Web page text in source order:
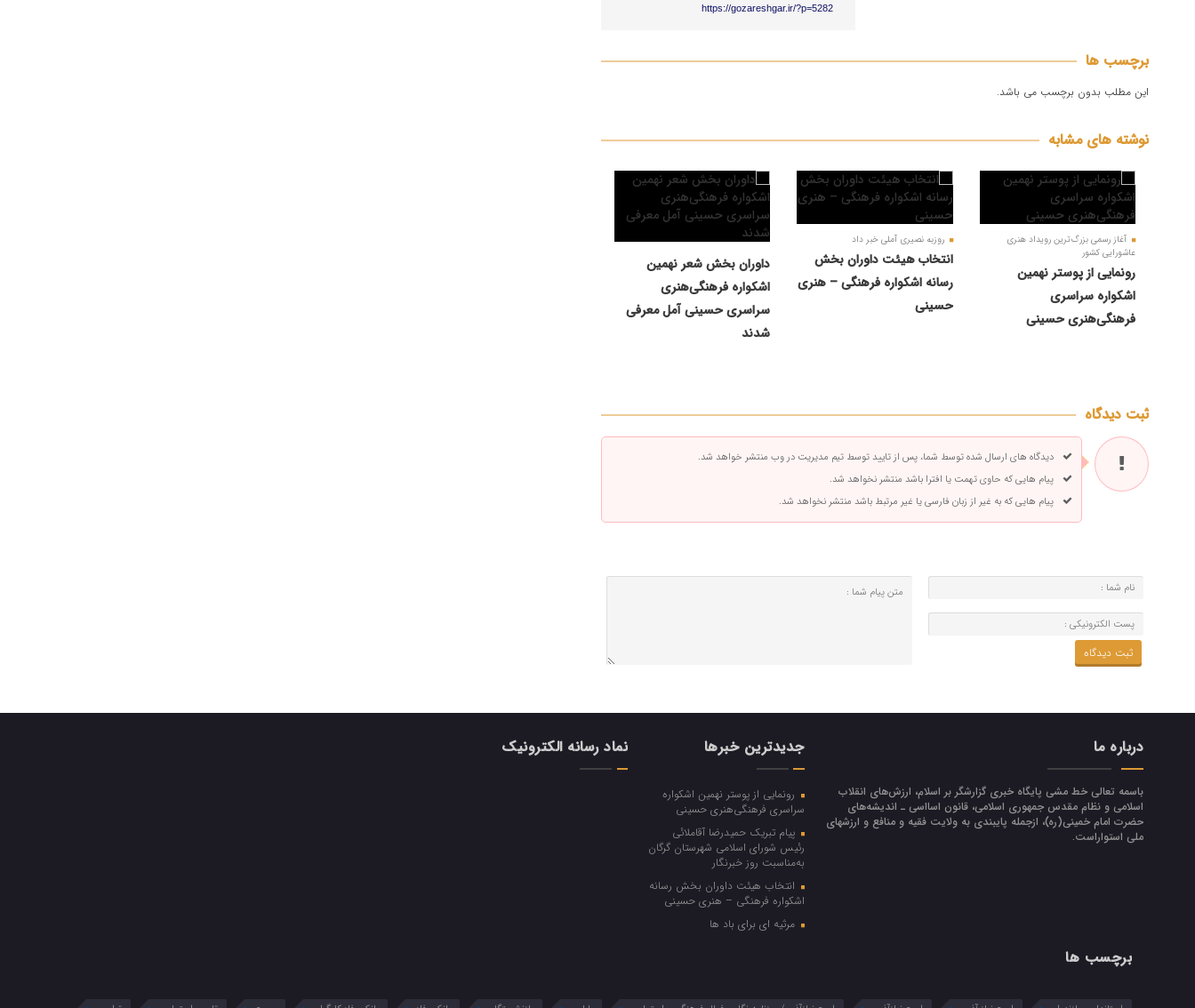
https://gozareshgar.ir/?p=5282
برچسب ها
این مطلب بدون برچسب می باشد.
نوشته های مشابه
آغاز رسمی بزرگ‌ترین رویداد هنری
عاشورایی کشور
رونمایی از پوستر نهمین
اشکواره سراسری
فرهنگی‌هنری حسینی
روزبه نصیری آملی خبر داد
انتخاب هیئت داوران بخش
رسانه اشکواره فرهنگی‌ – هنری
حسینی
داوران بخش شعر نهمین
اشکواره فرهنگی‌هنری
سراسری حسینی آمل معرفی
شدند
ثبت دیدگاه
دیدگاه های ارسال شده توسط شما، پس از تایید توسط تیم مدیریت در وب منتشر خواهد شد.
پیام هایی که حاوی تهمت یا افترا باشد منتشر نخواهد شد.
پیام هایی که به غیر از زبان فارسی یا غیر مرتبط باشد منتشر نخواهد شد.
درباره ما
باسمه تعالی خط مشی پایگاه خبری گزارشگر بر اسلام، ارزش‌هاي انقلاب
اسلامي و نظام مقدس جمهوري اسلامي، قانون اسااسی ـ انديشه‌هاي
حضرت امام خميني(ره)، ازجمله پایبندی به ولايت فقيه و منافع و ارزشهاي
ملي استواراست.
جدیدترین خبرها
رونمایی از پوستر نهمین اشکواره
سراسری فرهنگی‌هنری حسینی
پیام تبریک حمیدرضا آقاملائی
رئیس شورای اسلامی شهرستان گرگان
به‌مناسبت روز خبرنگار
انتخاب هیئت داوران بخش رسانه
اشکواره فرهنگی‌ – هنری حسینی
مرثیه ای برای باد ها
نماد رسانه الکترونیک
برچسب ها